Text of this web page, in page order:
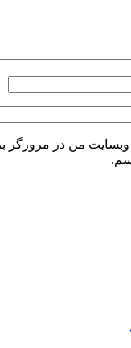
وبسایت من در مرورگر